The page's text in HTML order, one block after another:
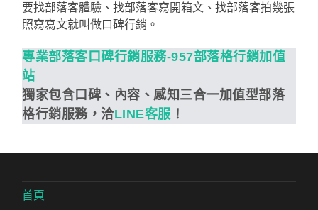
要找部落客體驗、找部落客寫開箱文、找部落客拍幾張
照寫寫文就叫做口碑行銷。
專業部落客口碑行銷服務-957部落格行銷加值
站
獨家包含口碑、內容、感知三合一加值型部落
格行銷服務，洽LINE客服 ！
首頁